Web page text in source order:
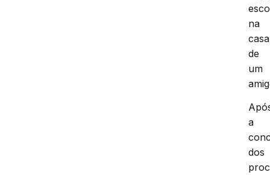
na
casa
de
um
a
dos